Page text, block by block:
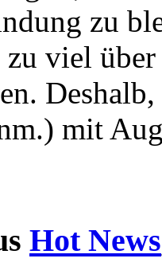
zu
viel
mit
Hot News